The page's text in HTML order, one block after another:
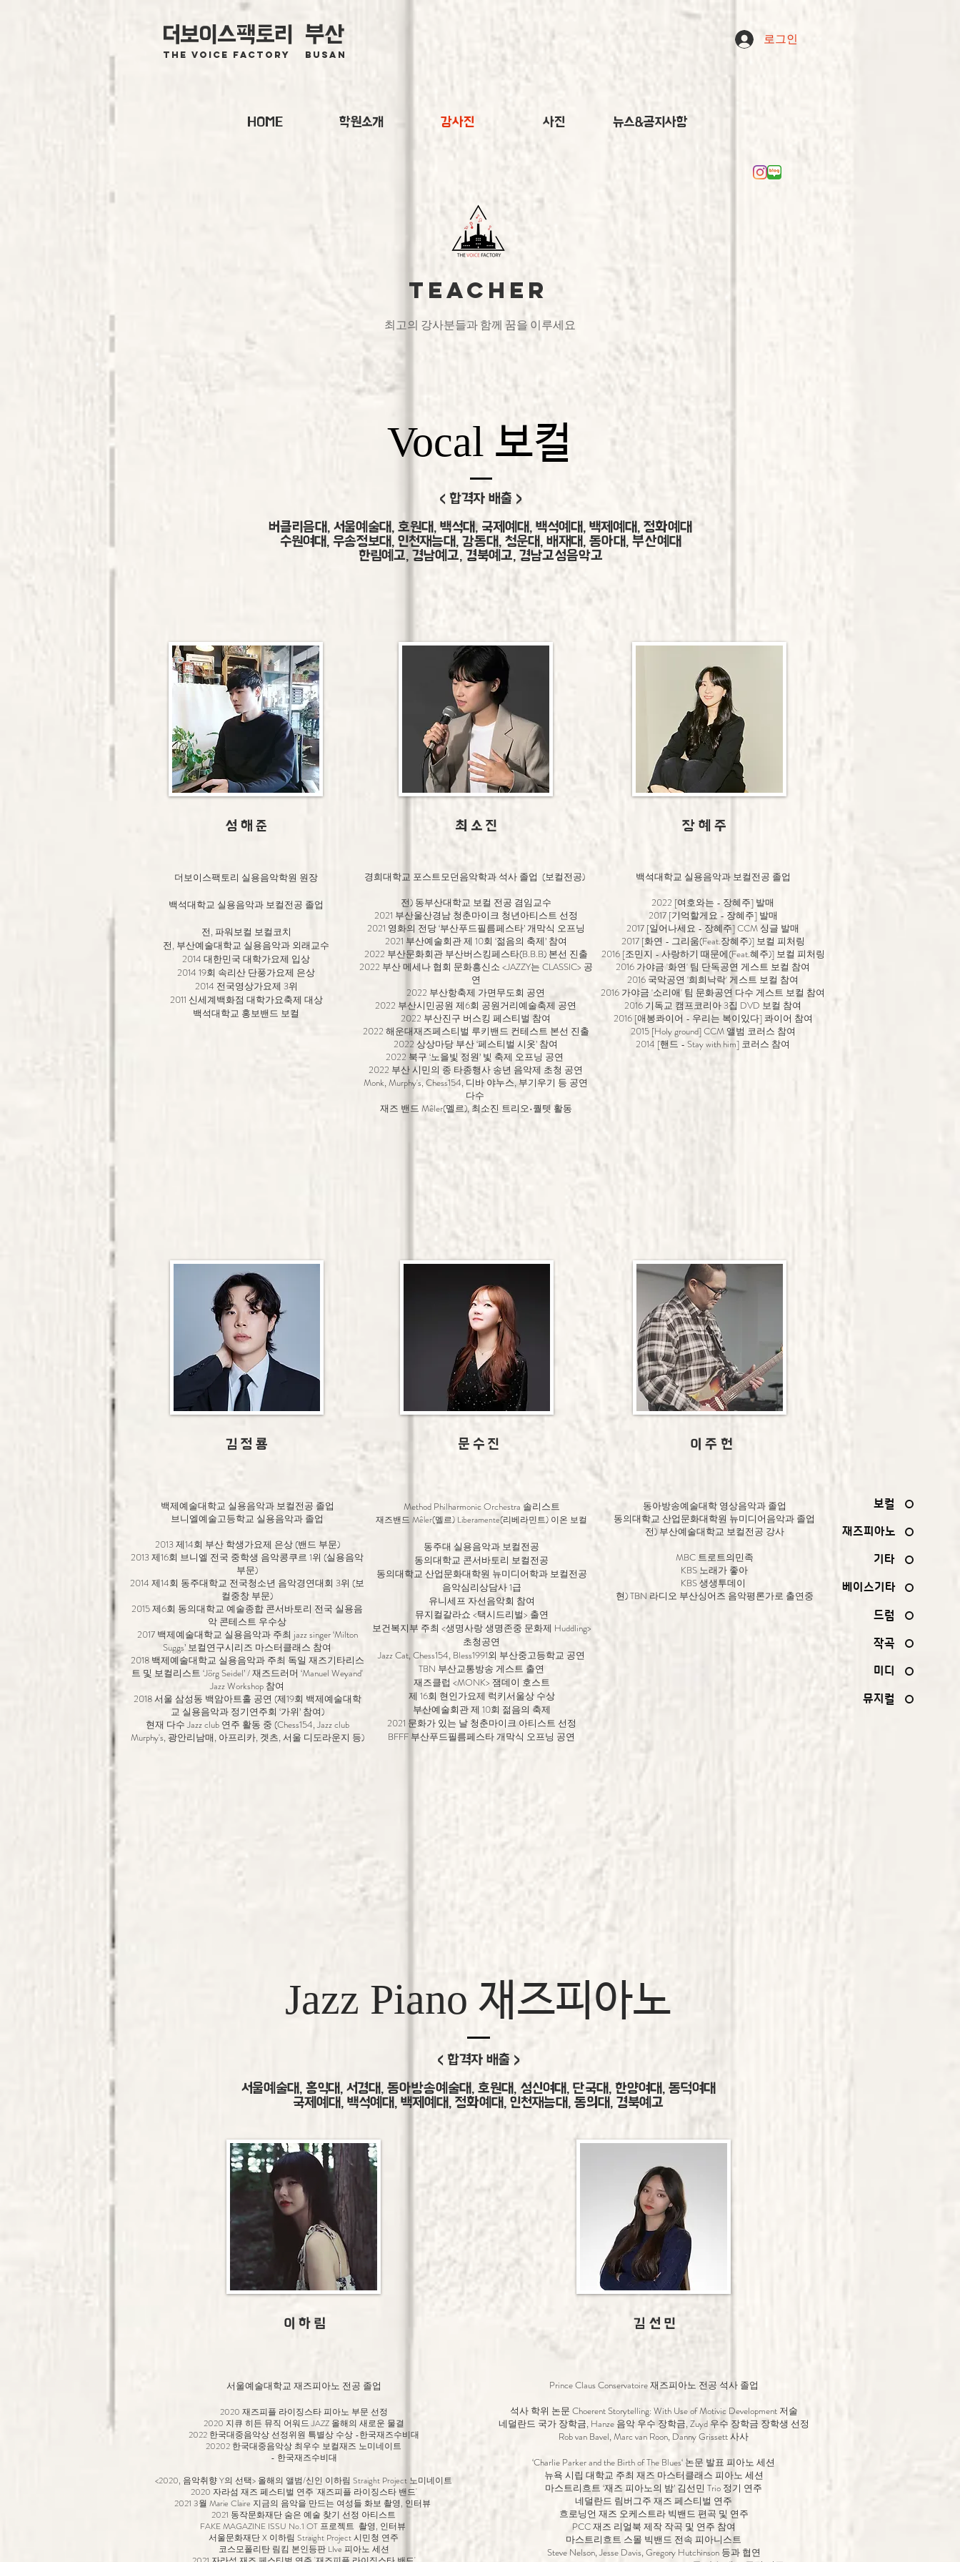
더보이스팩토리
The voice Factory
부산
BuSAN​
로그인
HOME 학원소개 강사진 사진 뉴스&공지사항
보컬
재즈피아노
기타
베이스기타
드럼
작곡
미디
뮤지컬
Teacher
​최고의 강사분들과 함께 꿈을 이루세요
Vocal 보컬
< 합격자 배출 >
버클리음대, 서울예술대, 호원대, 백석대, 국제예대, 백석예대, 백제예대, 정화예대
수원여대, 우송정보대, 인천재능대, 강동대, 청운대, 배재대, 동아대, 부산예대
​한림예고, 경남예고, 경북예고, 경남고성음악고
성 해 준
더보이스팩토리 실용음악학원 원장
​백석대학교 실용음악과 보컬전공 졸업
전, 파워보컬 보컬코치
​전, 부산예술대학교 실용음악과 외래교수
2014 대한민국 대학가요제 입상
2014 19회 속리산 단풍가요제 은상
2014 전국영상가요제 3위
2011 신세계백화점 대학가요축제 대상
백석대학교 홍보밴드 보컬
최 소 진
경희대학교 포스트모던음악학과 석사 졸업 (보컬전공)
전) 동부산대학교 보컬 전공 겸임교수
2021 부산울산경남 청춘마이크 청년아티스트 선정
2021 영화의 전당 ‘부산푸드필름페스타’ 개막식 오프닝
2021 부산예술회관 제 10회 ‘젊음의 축제’ 참여
2022 부산문화회관 부산버스킹페스타(B.B.B) 본선 진출
2022 부산 메세나 협회 문화흥신소 <JAZZY는 CLASSIC> 공
연
2022 부산항축제 가면무도회 공연
2022 부산시민공원 제6회 공원거리예술축제 공연
2022 부산진구 버스킹 페스티벌 참여
2022 해운대재즈페스티벌 루키밴드 컨테스트 본선 진출
2022 상상마당 부산 ‘페스티벌 시옷’ 참여
2022 북구 ‘노을빛 정원’ 빛 축제 오프닝 공연
2022 부산 시민의 종 타종행사 송년 음악제 초청 공연
Monk, Murphy's, Chess154, 디바 야누스, 부기우기 등 공연
다수
재즈 밴드 Mêler(멜르), 최소진 트리오•퀄텟 활동
장 혜 주
백석대학교 실용음악과 보컬전공 졸업
2022 [여호와는 - 장혜주] 발매
2017 [기억할게요 - 장혜주] 발매
2017 [일어나세요 - 장혜주] CCM 싱글 발매
2017 [화연 - 그리움(Feat.장혜주)] 보컬 피처링
2016 [조민지 - 사랑하기 때문에(Feat.혜주)] 보컬 피처링
2016 가야금 '화연' 팀 단독공연 게스트 보컬 참여
2016 국악공연 '희희낙락' 게스트 보컬 참여
2016 가야금 '소리애' 팀 문화공연 다수 게스트 보컬 참여
2016 기독교 캠프코리아 3집 DVD 보컬 참여
2016 [애봉콰이어 - 우리는 복이있다] 콰이어 참여
2015 [Holy ground] CCM 앨범 코러스 참여
2014 [핸드 - Stay with him] 코러스 참여
김 정 룡
백제예술대학교 실용음악과 보컬전공 졸업
브니엘예술고등학교 실용음악과 졸업
2013 제14회 부산 학생가요제 은상 (밴드 부문)
2013 제16회 브니엘 전국 중학생 음악콩쿠르 1위 (실용음악
부문)
2014 제14회 동주대학교 전국청소년 음악경연대회 3위 (보
컬중창 부문)
2015 제6회 동의대학교 예술종합 콘서바토리 전국 실용음
악 콘테스트 우수상
2017 백제예술대학교 실용음악과 주최 jazz singer ‘Milton
Suggs’ 보컬연구시리즈 마스터클래스 참여
2018 백제예술대학교 실용음악과 주최 독일 재즈기타리스
트 및 보컬리스트 ‘Jörg Seidel’ / 재즈드러머 ‘Manuel Weyand'
Jazz Workshop 참여
2018 서울 삼성동 백암아트홀 공연 (제19회 백제예술대학
교 실용음악과 정기연주회 ‘가위’ 참여)
현재 다수 Jazz club 연주 활동 중 (Chess154, Jazz club
Murphy's, 광안리남매, 아프리카, 겟츠, 서울 디도라운지 등)
문 수 진
Method Philharmonic Orchestra 솔리스트
재즈밴드 Mêler(멜르) Liberamente(리베라민트) 이온 보컬
​동주대 실용음악과 보컬전공
동의대학교 콘서바토리 보컬전공
동의대학교 산업문화대학원 뉴미디어학과 보컬전공
음악심리상담사 1급
유니세프 자선음악회 참여
뮤지컬갈라쇼 <택시드리벌> 출연
보건복지부 주최 <생명사랑 생명존중 문화제 Huddling>
초청공연
Jazz Cat, Chess154, Bless1991외 부산중고등학교 공연
TBN 부산교통방송 게스트 출연
재즈클럽 <MONK> 잼데이 호스트
제 16회 현인가요제 럭키서울상 수상
부산예술회관 제 10회 젊음의 축제
2021 문화가 있는 날 청춘마이크 아티스트 선정
BFFF 부산푸드필름페스타 개막식 오프닝 공연
이 주 헌
동아방송예술대학 영상음악과 졸업
동의대학교 산업문화대학원 뉴미디어음악과 졸업
전) 부산예술대학교 보컬전공 강사
MBC 트로트의민족
KBS 노래가 좋아
KBS 생생투데이
현) TBN 라디오 부산싱어즈 음악평론가로 출연중
Jazz Piano 재즈피아노
< 합격자 배출 >
서울예술대, 홍익대, 서경대, 동아방송예술대, 호원대, 성신여대, 단국대, 한양여대, 동덕여대
국제예대, 백석예대, 백제예대, 정화예대, 인천재능대, 동의대, ​경북예고
이 하 림
서울예술대학교 재즈피아노 전공 졸업
2020 재즈피플 라이징스타 피아노 부문 선정
2020 지큐 히든 뮤직 어워드 JAZZ 올해의 새로운 물결
2022 한국대중음악상 선정위원 특별상 수상 -한국재즈수비대
20202 한국대중음악상 최우수 보컬재즈 노미네이트
- 한국재즈수비대
<2020, 음악취향 Y의 선택> 올해의 앨범/신인 이하림 Straight Project 노미네이트
2020 자라섬 재즈 페스티벌 연주 '재즈피플 라이징스타 밴드'
2021 3월 Marie Claire 지금의 음악을 만드는 여성들 화보 촬영, 인터뷰
2021 동작문화재단 숨은 예술 찾기 선정 아티스트
FAKE MAGAZINE ISSU No.1 OT 프로젝트 촬영, 인터뷰
서울문화재단 X 이하림 Straight Project 시민청 연주
코스모폴리탄 림킴 본인등판 LIve 피아노 세션
김 선 민
Prince Claus Conservatoire 재즈피아노 전공 석사 졸업
석사 학위 논문 Choerent Storytelling: With Use of Motivic Development 저술
네덜란드 국가 장학금, Hanze 음악 우수 장학금, Zuyd 우수 장학금 장학생 선정
Rob van Bavel, Marc van Roon, Danny Grissett 사사
‘Charlie Parker and the Birth of The Blues‘ 논문 발표 피아노 세션
뉴욕 시립 대학교 주최 재즈 마스터클래스 피아노 세션
마스트리흐트 ‘재즈 피아노의 밤’ 김선민 Trio 정기 연주
네덜란드 림버그주 재즈 페스티벌 연주
흐로닝언 재즈 오케스트라 빅밴드 편곡 및 연주
PCC 재즈 리얼북 제작 작곡 및 연주 참여
마스트리흐트 스몰 빅밴드 전속 피아니스트
Steve Nelson, Jesse Davis, Gregory Hutchinson 등과 협연